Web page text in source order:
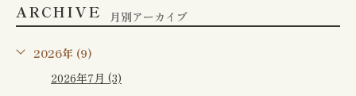
ARCHIVE 月別アーカイブ
2026年 (9)
2026年7月 (3)